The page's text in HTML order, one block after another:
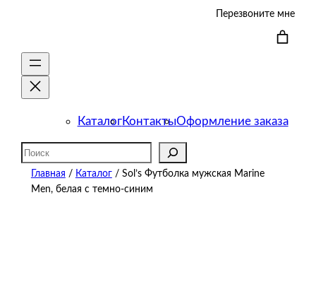
Перезвоните мне
КаталогКонтактыОформление заказа
Поиск
Главная / Каталог/ Sol’s Футболка мужская Marine
Men, белая с темно-синим